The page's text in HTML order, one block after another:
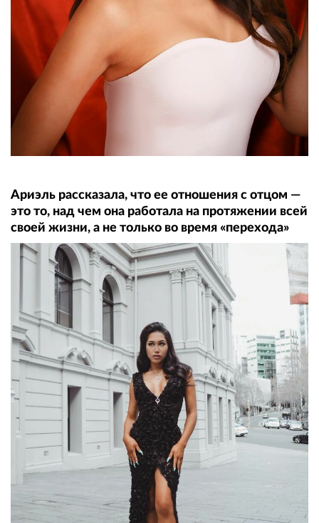
Ариэль рассказала, что ее отношения с отцом —
это то, над чем она работала на протяжении всей
своей жизни, а не только во время «перехода»